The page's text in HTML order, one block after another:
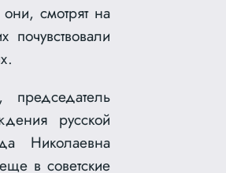
смотрят на
русской
Николаевна
в советские